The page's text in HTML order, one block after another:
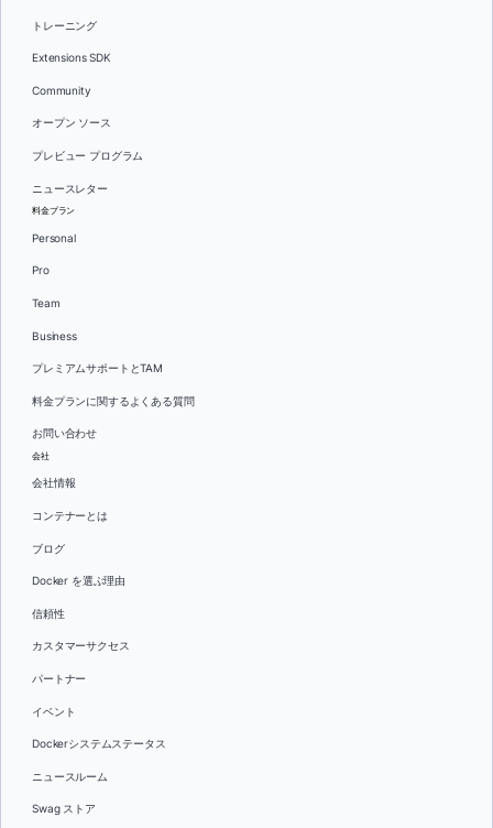
トレーニング
Extensions SDK
Community
オープン ソース
プレビュー プログラム
ニュースレター
料金プラン
Personal
Pro
Team
Business
プレミアムサポートとTAM
料金プランに関するよくある質問
お問い合わせ
会社
会社情報
コンテナーとは
ブログ
Docker を選ぶ理由
信頼性
カスタマーサクセス
パートナー
イベント
Dockerシステムステータス
ニュースルーム
Swag ストア